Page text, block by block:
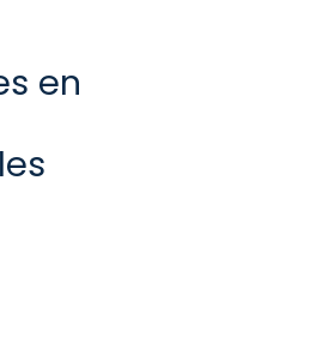
en